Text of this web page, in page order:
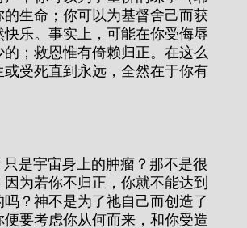
生命；你可以为基督舍己而获
乐。事实上，可能在你受侮辱
；救恩惟有倚赖归正。在这么
受死直到永远，全然在于你有
为若你不归正，你就不能达到
？神不是为了祂自己而创造了
要考虑你从何而来，和你受造